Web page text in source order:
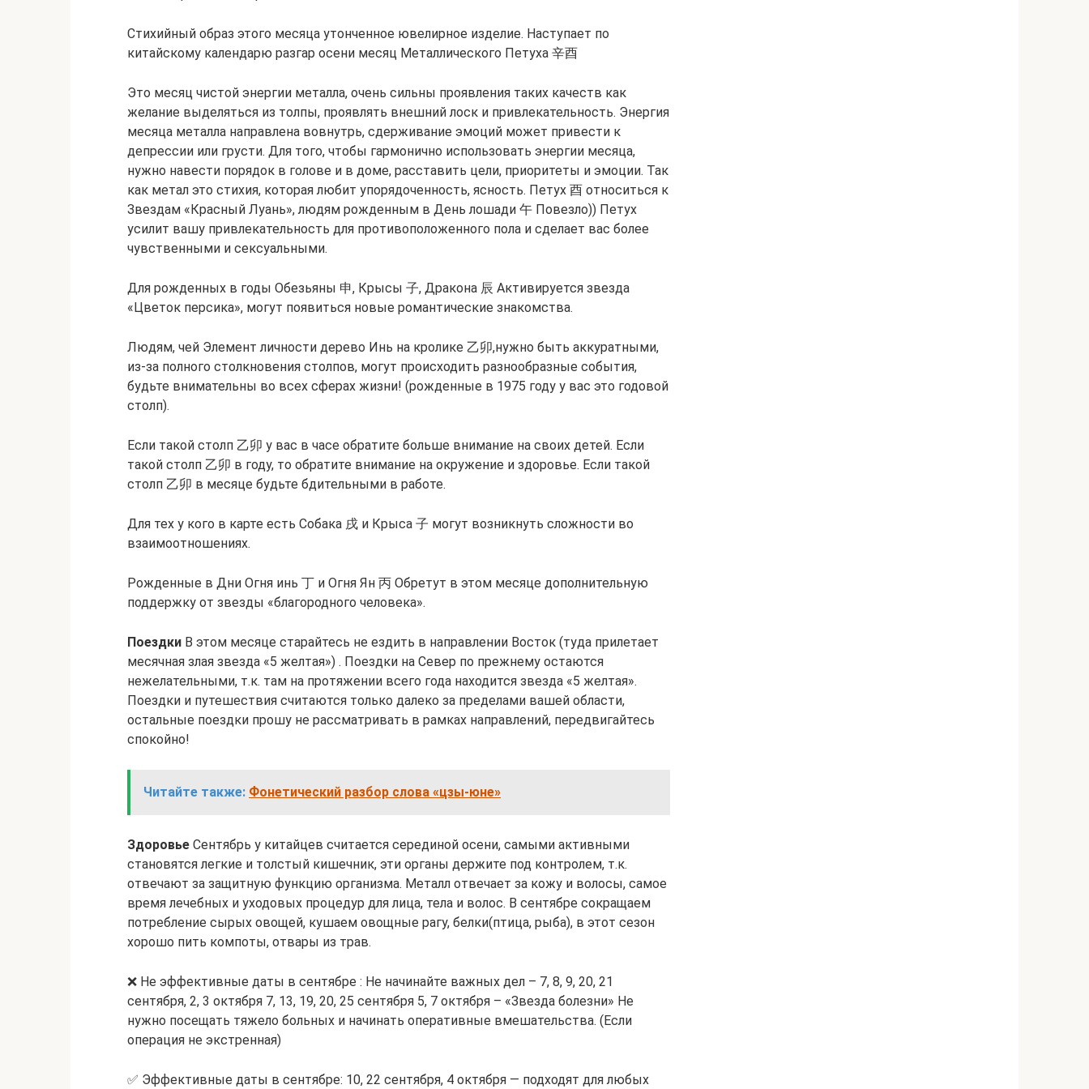
Стихийный образ этого месяца утонченное ювелирное изделие. Наступает по
китайскому календарю разгар осени месяц Металлического Петуха 辛酉
Это месяц чистой энергии металла, очень сильны проявления таких качеств как
желание выделяться из толпы, проявлять внешний лоск и привлекательность. Энергия
месяца металла направлена вовнутрь, сдерживание эмоций может привести к
депрессии или грусти. Для того, чтобы гармонично использовать энергии месяца,
нужно навести порядок в голове и в доме, расставить цели, приоритеты и эмоции. Так
как метал это стихия, которая любит упорядоченность, ясность. Петух 酉 относиться к
Звездам «Красный Луань», людям рожденным в День лошади 午 Повезло)) Петух
усилит вашу привлекательность для противоположенного пола и сделает вас более
чувственными и сексуальными.
Для рожденных в годы Обезьяны 申, Крысы 子, Дракона 辰 Активируется звезда
«Цветок персика», могут появиться новые романтические знакомства.
Людям, чей Элемент личности дерево Инь на кролике 乙卯,нужно быть аккуратными,
из-за полного столкновения столпов, могут происходить разнообразные события,
будьте внимательны во всех сферах жизни! (рожденные в 1975 году у вас это годовой
столп).
Если такой столп 乙卯 у вас в часе обратите больше внимание на своих детей. Если
такой столп 乙卯 в году, то обратите внимание на окружение и здоровье. Если такой
столп 乙卯 в месяце будьте бдительными в работе.
Для тех у кого в карте есть Собака 戌 и Крыса 子 могут возникнуть сложности во
взаимоотношениях.
Рожденные в Дни Огня инь 丁 и Огня Ян 丙 Обретут в этом месяце дополнительную
поддержку от звезды «благородного человека».
Поездки В этом месяце старайтесь не ездить в направлении Восток (туда прилетает
месячная злая звезда «5 желтая») . Поездки на Север по прежнему остаются
нежелательными, т.к. там на протяжении всего года находится звезда «5 желтая».
Поездки и путешествия считаются только далеко за пределами вашей области,
остальные поездки прошу не рассматривать в рамках направлений, передвигайтесь
спокойно!
Читайте также: Фонетический разбор слова «цзы-юне»
Здоровье Сентябрь у китайцев считается серединой осени, самыми активными
становятся легкие и толстый кишечник, эти органы держите под контролем, т.к.
отвечают за защитную функцию организма. Металл отвечает за кожу и волосы, самое
время лечебных и уходовых процедур для лица, тела и волос. В сентябре сокращаем
потребление сырых овощей, кушаем овощные рагу, белки(птица, рыба), в этот сезон
хорошо пить компоты, отвары из трав.
❌ Не эффективные даты в сентябре : Не начинайте важных дел – 7, 8, 9, 20, 21
сентября, 2, 3 октября 7, 13, 19, 20, 25 сентября 5, 7 октября – «Звезда болезни» Не
нужно посещать тяжело больных и начинать оперативные вмешательства. (Если
операция не экстренная)
✅ Эффективные даты в сентябре: 10, 22 сентября, 4 октября — подходят для любых